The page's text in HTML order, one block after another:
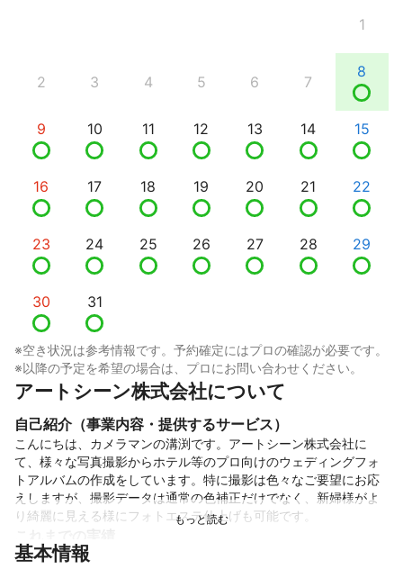
1
2 3 4 5 6 7
8
9 10 11 12 13 14 15
16 17 18 19 20 21 22
23 24 25 26 27 28 29
30 31
※空き状況は参考情報です。予約確定にはプロの確認が必要です。
※以降の予定を希望の場合は、プロにお問い合わせください。
アートシーン株式会社について
自己紹介（事業内容・提供するサービス）
こんにちは、カメラマンの溝渕です。アートシーン株式会社に
て、様々な写真撮影からホテル等のプロ向けのウェディングフォ
トアルバムの作成をしています。特に撮影は色々なご要望にお応
えしますが、撮影データは通常の色補正だけでなく、新婦様がよ
り綺麗に見える様にフォトエステ仕上げも可能です。
ホテル、神社などでの挙式、披露宴の撮影は2000件以上、前撮り
基本情報